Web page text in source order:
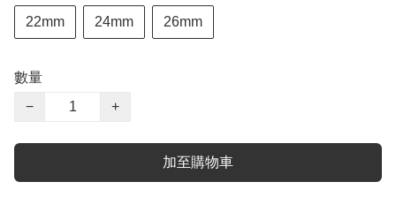
22mm 24mm 26mm
數量
−
+
加至購物車